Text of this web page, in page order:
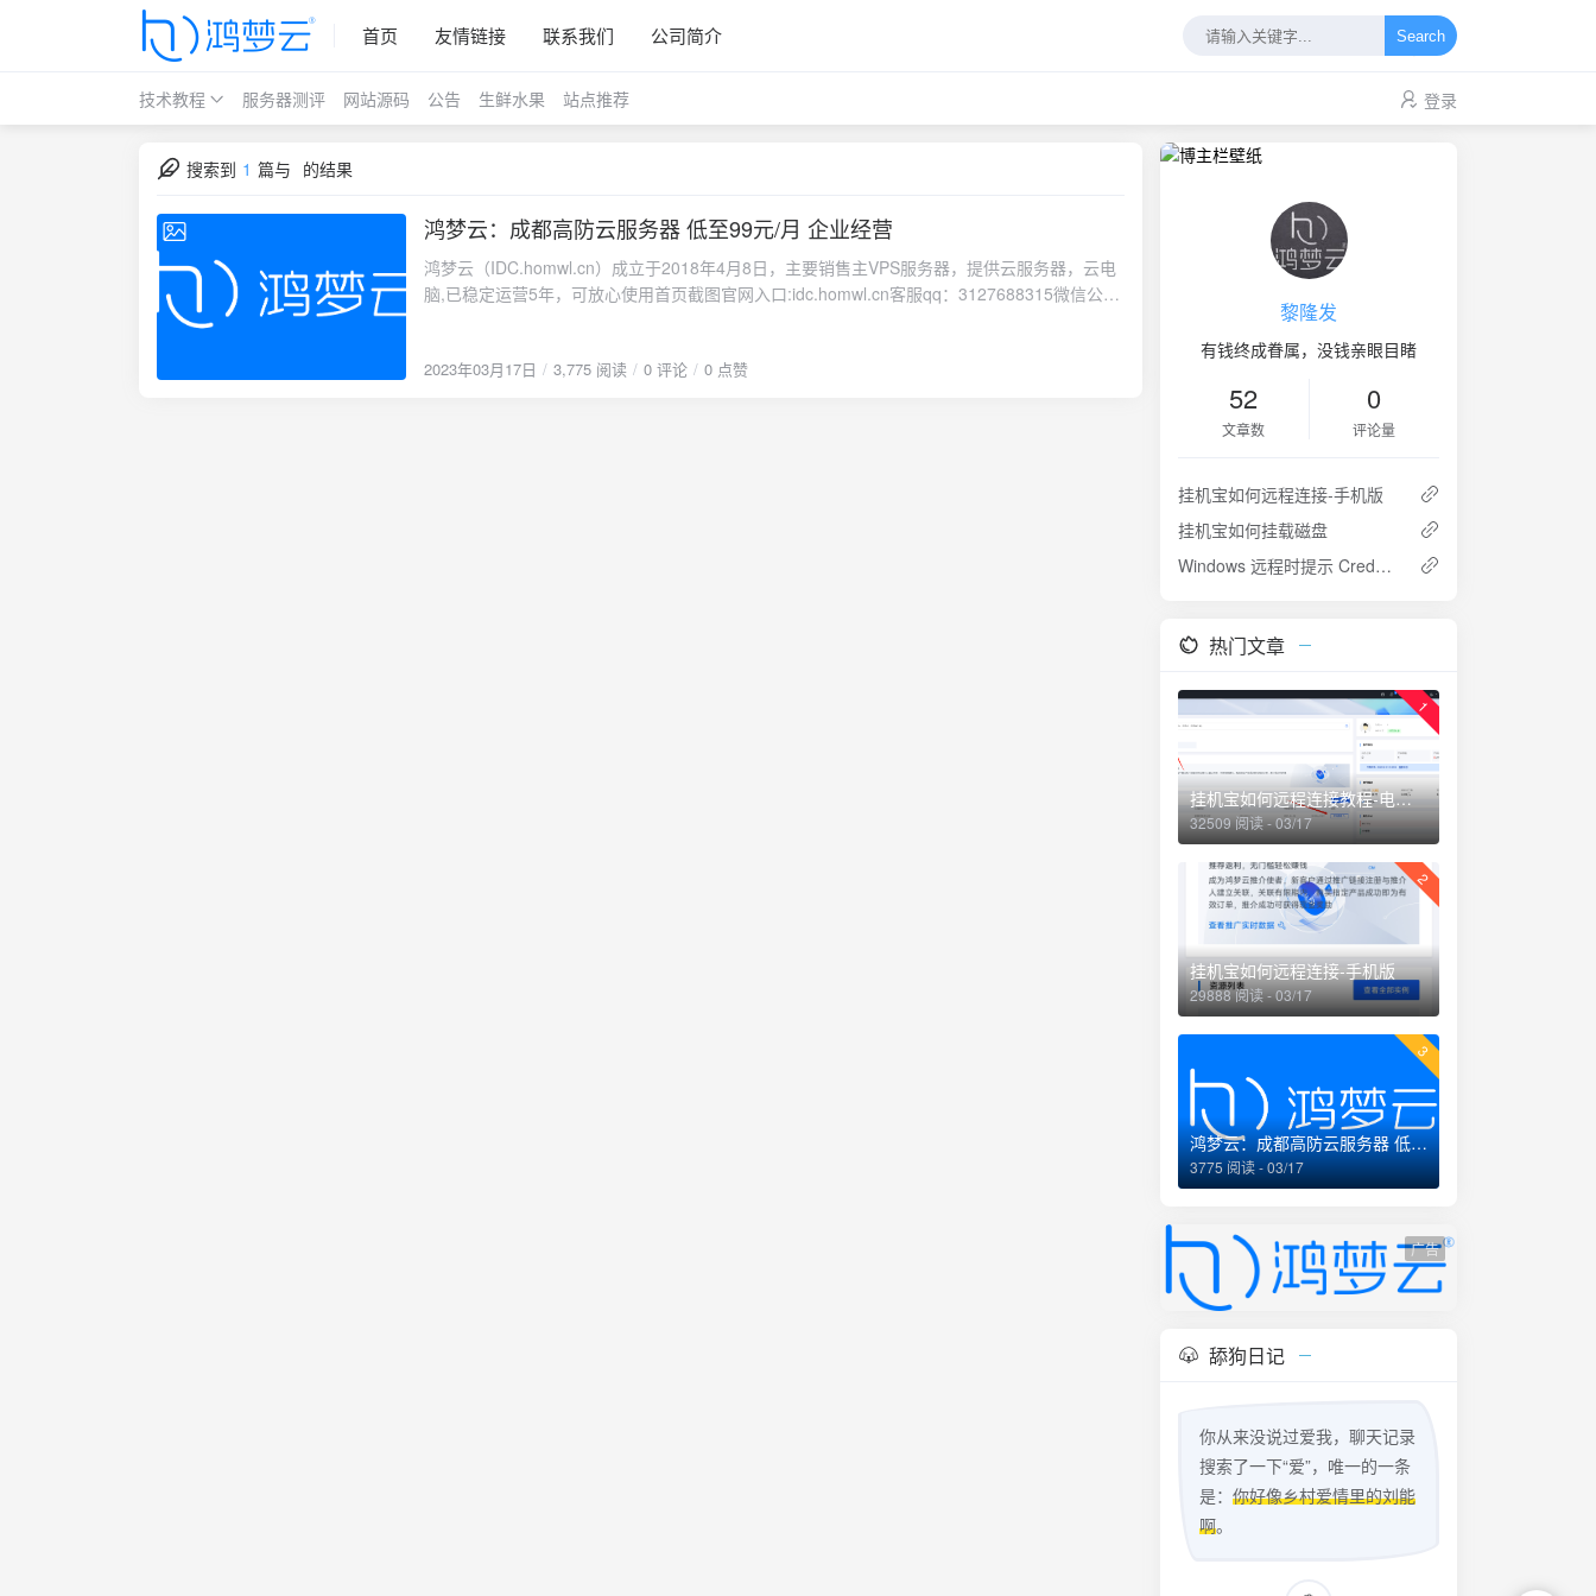
首页 友情链接 联系我们 公司简介 Search
技术教程 服务器测评 网站源码 公告 生鲜水果 站点推荐 登录
搜索到 1 篇与 的结果
2023-03-17
鸿梦云：成都高防云服务器 低至99元/月 企业经营
鸿梦云（IDC.homwl.cn）成立于2018年4月8日，主要销售主VPS服务器，提供云服务器，云电
脑,已稳定运营5年，可放心使用首页截图官网入口:idc.homwl.cn客服qq：3127688315微信公众
元8核 8G 80G 20Mbps 1个 190.89元 8核 16G 100G 30Mbps 1个 291.89元国内ping如下图io
2023年03月17日 3,775 阅读 0 评论 0 点赞
黎隆发
有钱终成眷属，没钱亲眼目睹
52
文章数
0
评论量
挂机宝如何远程连接-手机版
挂机宝如何挂载磁盘
Windows 远程时提示 CredSSP 加密数据库修正的解决方法
热门文章
1
挂机宝如何远程连接教程-电脑版
32509 阅读 - 03/17
2
挂机宝如何远程连接-手机版
29888 阅读 - 03/17
3
鸿梦云：成都高防云服务器 低至99元/月 企业经营
3775 阅读 - 03/17
广告
舔狗日记
你从来没说过爱我，聊天记录
搜索了一下“爱”，唯一的一条
是： 你好像乡村爱情里的刘能
啊。